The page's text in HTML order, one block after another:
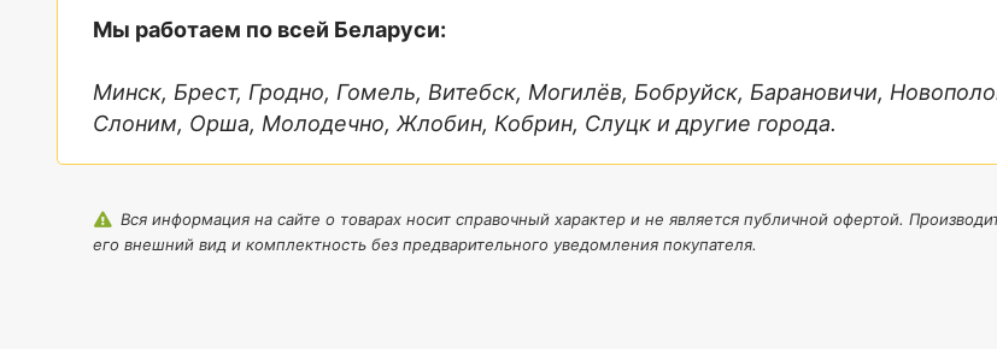
мес.
4.5
Объем,100(115)
Материал/
Конструкция
полиуретан/
шарикоподшипниковые,
Политикой
конфиденциальности
данного сайта
Мы работаем по всей Беларуси:
Минск, Брест, Гродно, Гомель, Витебск, Могилёв, Бобруйск, Барановичи,
Слоним, Орша, Молодечно, Жлобин, Кобрин, Слуцк и другие города.
Вся информация на сайте о товарах носит справочный характер и не является публичной офертой.
его внешний вид и комплектность без предварительного уведомления покупателя.